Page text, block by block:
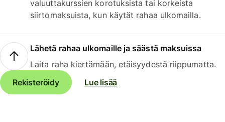
valuuttakurssien korotuksista tai korkeista
siirtomaksuista, kun käytät rahaa ulkomailla.
Lähetä rahaa ulkomaille ja säästä maksuissa
Laita raha kiertämään, etäisyydestä riippumatta.
Rekisteröidy
Lue lisää